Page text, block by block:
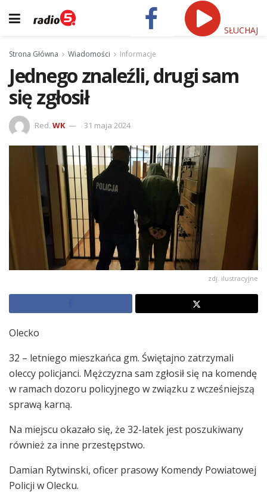
SŁUCHAJ
Strona Główna Wiadomości Informacje
Jednego znaleźli, drugi sam
się zgłosił
Red. WK 31 maja 2024
zdj. ilustracyjne
Olecko
32 – letniego mieszkańca gm. Świętajno zatrzymali
oleccy policjanci. Mężczyzna sam zgłosił się na komendę
w ramach dozoru policyjnego w związku z wcześniejszą
sprawą karną.
Na miejscu okazało się, że 32-latek jest poszukiwany
również za inne przestępstwo.
Damian Rytwinski, oficer prasowy Komendy Powiatowej
Policji w Olecku.